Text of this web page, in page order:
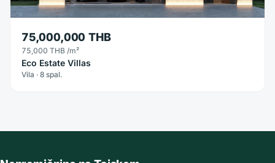
75,000,000 THB
75,000 THB /m²
Eco Estate Villas
Vila · 8 spal.